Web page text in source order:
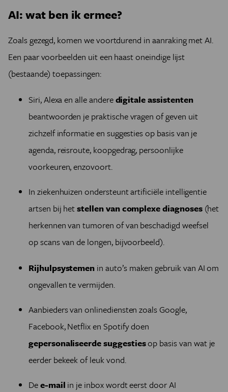
AI: wat ben ik ermee?
Zoals gezegd, komen we voortdurend in aanraking met AI.
Een paar voorbeelden uit een haast oneindige lijst
(bestaande) toepassingen:
Siri, Alexa en alle anderedigitale assistenten
beantwoorden je praktische vragen of geven uit
zichzelf informatie en suggesties op basis van je
agenda, reisroute, koopgedrag, persoonlijke
voorkeuren, enzovoort.
In ziekenhuizen ondersteunt artificiële intelligentie
artsen bij hetstellen van complexe diagnoses(het
herkennen van tumoren of van beschadigd weefsel
op scans van de longen, bijvoorbeeld).
Rijhulpsystemen in auto’s maken gebruik van AI om
ongevallen te vermijden.
Aanbieders van onlinediensten zoals Google,
Facebook, Netflix en Spotify doen
gepersonaliseerde suggestiesop basis van wat je
eerder bekeek of leuk vond.
Dee-mail in je inbox wordt eerst door AI